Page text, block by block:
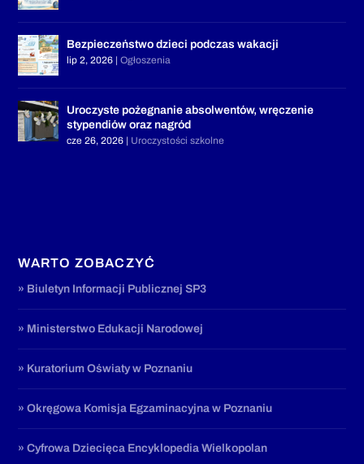
Bezpieczeństwo dzieci podczas wakacji
lip 2, 2026 |Ogłoszenia
Uroczyste pożegnanie absolwentów, wręczenie
stypendiów oraz nagród
cze 26, 2026 | Uroczystości szkolne
WARTO ZOBACZYĆ
» Biuletyn Informacji Publicznej SP3
» Ministerstwo Edukacji Narodowej
» Kuratorium Oświaty w Poznaniu
» Okręgowa Komisja Egzaminacyjna w Poznaniu
» Cyfrowa Dziecięca Encyklopedia Wielkopolan